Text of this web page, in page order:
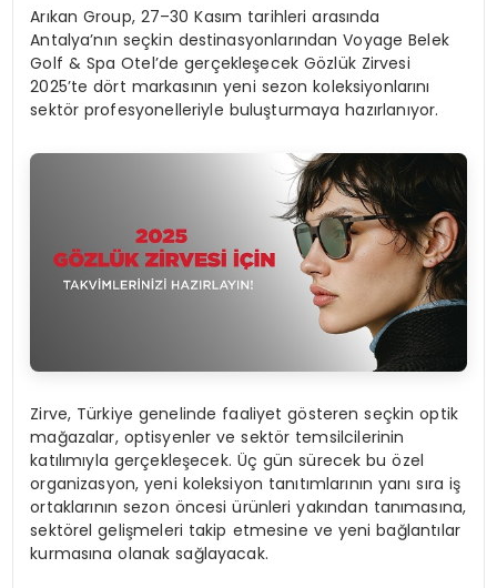
Arıkan Group, 27–30 Kasım tarihleri arasında
Antalya’nın seçkin destinasyonlarından Voyage Belek
Golf & Spa Otel’de gerçekleşecek Gözlük Zirvesi
2025’te dört markasının yeni sezon koleksiyonlarını
sektör profesyonelleriyle buluşturmaya hazırlanıyor.
Zirve, Türkiye genelinde faaliyet gösteren seçkin optik
mağazalar, optisyenler ve sektör temsilcilerinin
katılımıyla gerçekleşecek. Üç gün sürecek bu özel
organizasyon, yeni koleksiyon tanıtımlarının yanı sıra iş
ortaklarının sezon öncesi ürünleri yakından tanımasına,
sektörel gelişmeleri takip etmesine ve yeni bağlantılar
kurmasına olanak sağlayacak.